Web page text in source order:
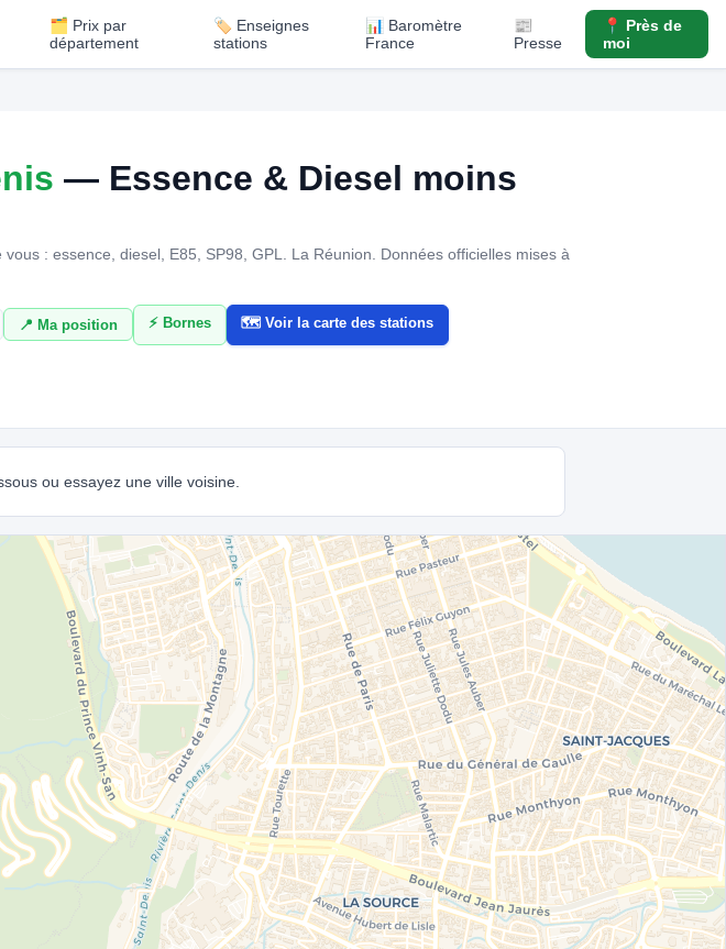
🗂️ Prix par
département
🏷️ Enseignes
stations
📊 Baromètre
France
📰
Presse
📍 Près de
moi
— Essence & Diesel moins
: essence, diesel, E85, SP98, GPL. La Réunion. Données officielles mises à
📍 Ma position ⚡ Bornes 🗺️ Voir la carte des stations
ou essayez une ville voisine.